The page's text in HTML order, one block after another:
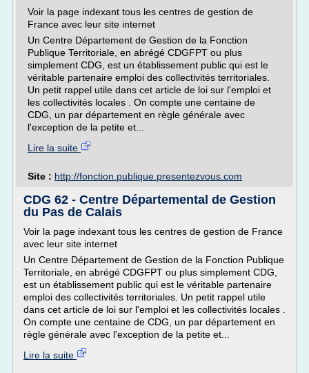
Voir la page indexant tous les centres de gestion de
France avec leur site internet
Un Centre Département de Gestion de la Fonction
Publique Territoriale, en abrégé CDGFPT ou plus
simplement CDG, est un établissement public qui est le
véritable partenaire emploi des collectivités territoriales.
Un petit rappel utile dans cet article de loi sur l'emploi et
les collectivités locales . On compte une centaine de
CDG, un par département en règle générale avec
l'exception de la petite et...
Lire la suite
Site : http://fonction.publique.presentezvous.com
CDG 62 - Centre Départemental de Gestion
du Pas de Calais
Voir la page indexant tous les centres de gestion de France
avec leur site internet
Un Centre Département de Gestion de la Fonction Publique
Territoriale, en abrégé CDGFPT ou plus simplement CDG,
est un établissement public qui est le véritable partenaire
emploi des collectivités territoriales. Un petit rappel utile
dans cet article de loi sur l'emploi et les collectivités locales .
On compte une centaine de CDG, un par département en
règle générale avec l'exception de la petite et...
Lire la suite